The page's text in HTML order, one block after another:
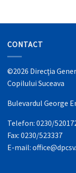
CONTACT
©2026 Direcţia
Copilului Suceava
Bulevardul George
Telefon: 0230/
Fax: 0230/523337
E-mail: